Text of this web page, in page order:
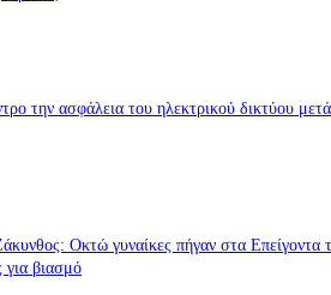
την ασφάλεια του ηλεκτρικού δικτύου μετά
Οκτώ γυναίκες πήγαν στα Επείγοντα
για βιασμό